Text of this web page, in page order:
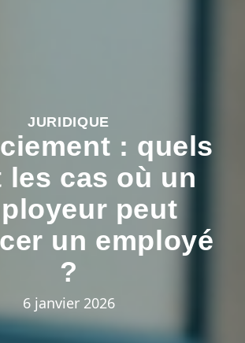
JURIDIQUE
: quels
les cas où un
peut
un employé
?
6 janvier 2026